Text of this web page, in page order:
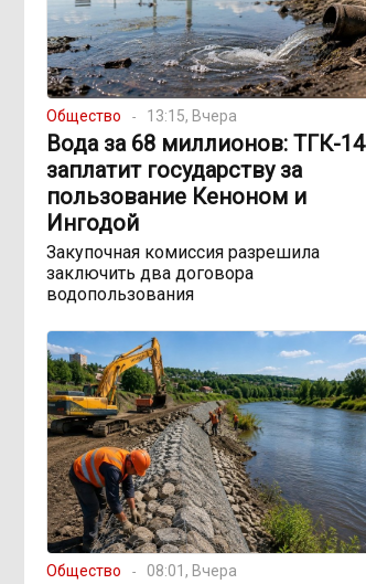
Общество 13:15, Вчера
Вода за 68 миллионов: ТГК-14
заплатит государству за
пользование Кеноном и
Ингодой
Закупочная комиссия разрешила
заключить два договора
водопользования
Общество 08:01, Вчера